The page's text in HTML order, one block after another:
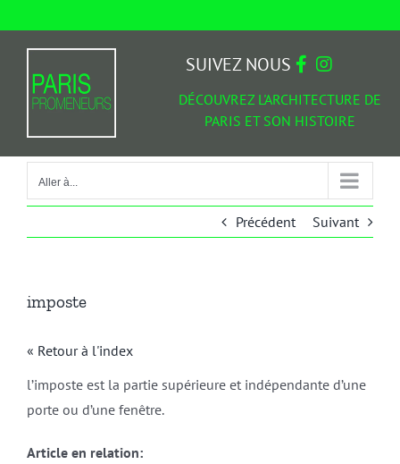
Aller à...
DÉCOUVREZ L'ARCHITECTURE DE
PARIS ET SON HISTOIRE
SUIVEZ NOUS
Aller à...
Précédent Suivant
imposte
« Retour à l'index
l’imposte est la partie supérieure et indépendante d’une
porte ou d’une fenêtre.
Article en relation: